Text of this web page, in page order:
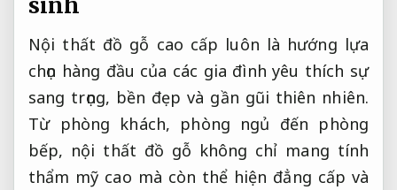
Nội thất đồ gỗ cao cấp luôn là hướng lựa
chọn hàng đầu của các gia đình yêu thích sự
sang trọng, bền đẹp và gần gũi thiên nhiên.
Từ phòng khách, phòng ngủ đến phòng
bếp, nội thất đồ gỗ không chỉ mang tính
thẩm mỹ cao mà còn thể hiện đẳng cấp và